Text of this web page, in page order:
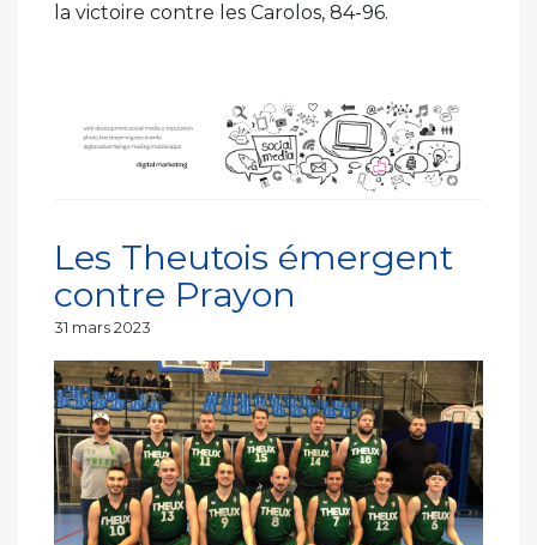
la victoire contre les Carolos, 84-96.
Les Theutois émergent
contre Prayon
Publié
31 mars 2023